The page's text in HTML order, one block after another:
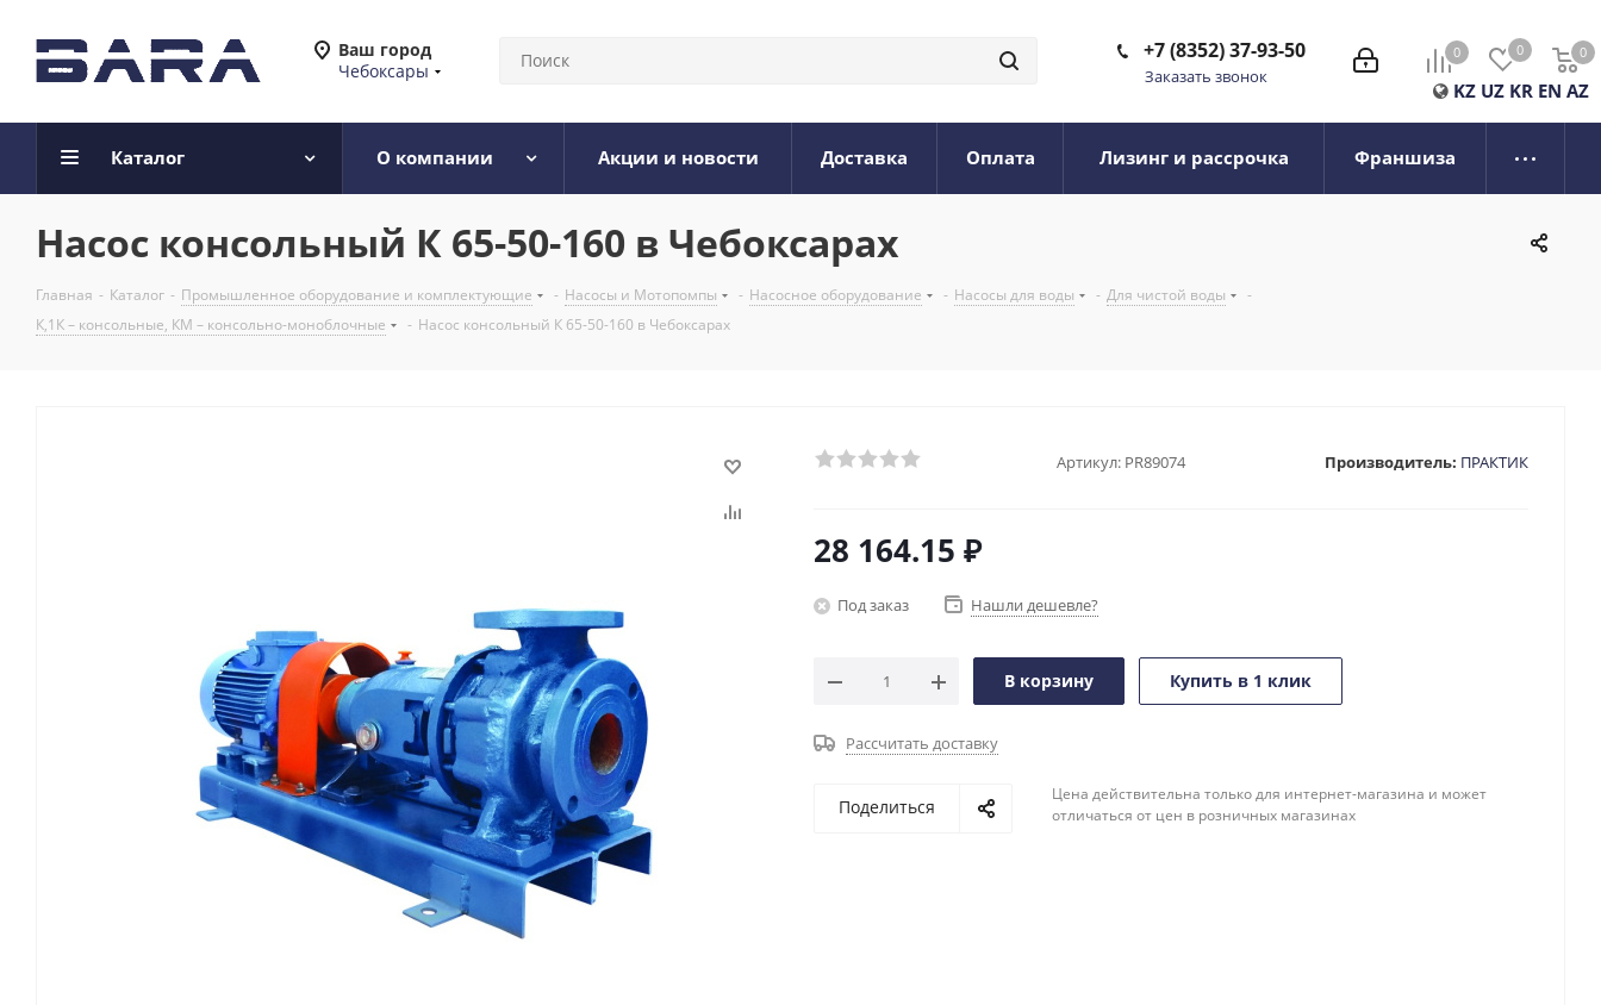
Ваш город
Чебоксары
0 0 0
0
KZ UZ KR EN AZ
+7 (8352) 37-93-50
Заказать звонок
Каталог О компании Акции и новости Доставка Оплата Лизинг и рассрочка Франшиза
Насос консольный К 65-50-160 в Чебоксарах
Главная - Каталог - Промышленное оборудование и комплектующие - Насосы и Мотопомпы - Насосное оборудование - Насосы для воды - Для чистой воды
-
К,1К – консольные, КМ – консольно-моноблочные
- Насос консольный К 65-50-160 в Чебоксарах
Артикул: PR89074 Производитель: ПРАКТИК
28 164.15 ₽
Под заказ Нашли дешевле?
В корзину Купить в 1 клик
Рассчитать доставку
Поделиться
Цена действительна только для интернет-магазина и может
отличаться от цен в розничных магазинах